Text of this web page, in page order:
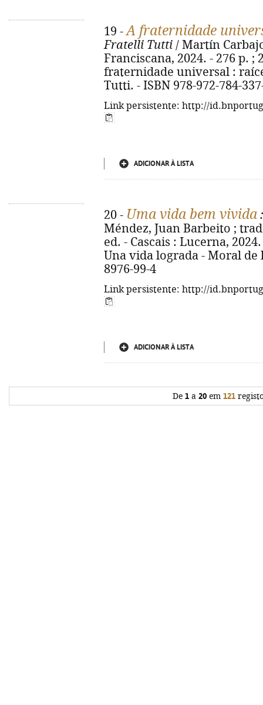
19 -A fraternidade
Fratelli Tutti / Martín
Franciscana, 2024. - 276 p. ;
fraternidade universal :
Tutti. - ISBN 978-972-784-
Link persistente: http://
ADICIONAR À LISTA
20 - Uma vida bem vivida
Méndez, Juan Barbeito ;
ed. - Cascais : Lucerna,
Una vida lograda - Moral de
8976-99-4
Link persistente: http://
ADICIONAR À LISTA
De 1 a 20 em 121